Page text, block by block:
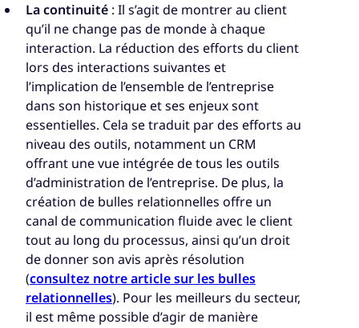
La continuité : Il s’agit de montrer au client
qu’il ne change pas de monde à chaque
interaction. La réduction des efforts du client
lors des interactions suivantes et
l’implication de l’ensemble de l’entreprise
dans son historique et ses enjeux sont
essentielles. Cela se traduit par des efforts au
niveau des outils, notamment un CRM
offrant une vue intégrée de tous les outils
d’administration de l’entreprise. De plus, la
création de bulles relationnelles offre un
canal de communication fluide avec le client
tout au long du processus, ainsi qu’un droit
de donner son avis après résolution
(consultez notre article sur les bulles
relationnelles). Pour les meilleurs du secteur,
il est même possible d’agir de manière